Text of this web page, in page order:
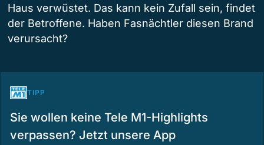
Haus verwüstet. Das kann kein Zufall sein, findet
der Betroffene. Haben Fasnächtler diesen Brand
verursacht?
TIPP
Sie wollen keine Tele M1-Highlights
verpassen? Jetzt unsere App